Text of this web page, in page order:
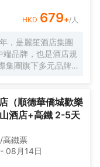
HKD 679+/人
，是麗笙酒店集團
端品牌，也是酒店規
集團旗下多元品牌
處於同心薈商業廣
；大型步行街嶺南
均可步行可達。酒
達；距離佛山西高
客提供了行政樓層
俱、MAXHUB等應
（順德華僑城歡樂
酒店+高鐵 2-5天
高鐵票
- 08月14日